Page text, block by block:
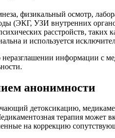
физикальный осмотр,
(ЭКГ, УЗИ внутренних
расстройств,
и используется
информации с
анонимности
детоксикацию,
терапия
на коррекцию